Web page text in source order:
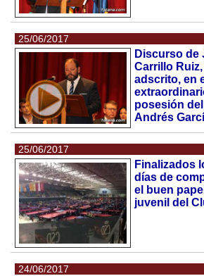
25/06/2017
Discurso de
Carrillo
adscrito, en
posesión
Andrés
25/06/2017
Finalizados
días de
el buen
juvenil del
24/06/2017